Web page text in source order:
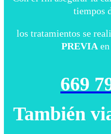
tiempos
los tratamientos se
PREVIA
669
También